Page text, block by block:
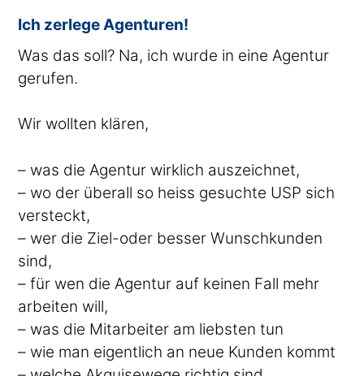
Ich zerlege Agenturen!
Was das soll? Na, ich wurde in eine Agentur
gerufen.
Wir wollten klären,
– was die Agentur wirklich auszeichnet,
– wo der überall so heiss gesuchte USP sich
versteckt,
– wer die Ziel-oder besser Wunschkunden
sind,
– für wen die Agentur auf keinen Fall mehr
arbeiten will,
– was die Mitarbeiter am liebsten tun
– wie man eigentlich an neue Kunden kommt